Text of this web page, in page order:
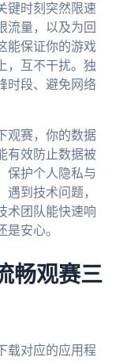
键时刻突然限速
流量，以及为回
能保证你的游戏
，互不干扰。独
时段、避免网络
观赛，你的数据
有效防止数据被
保护个人隐私与
到技术问题，
术团队能快速响
安心。
畅观赛三
载对应的应用程